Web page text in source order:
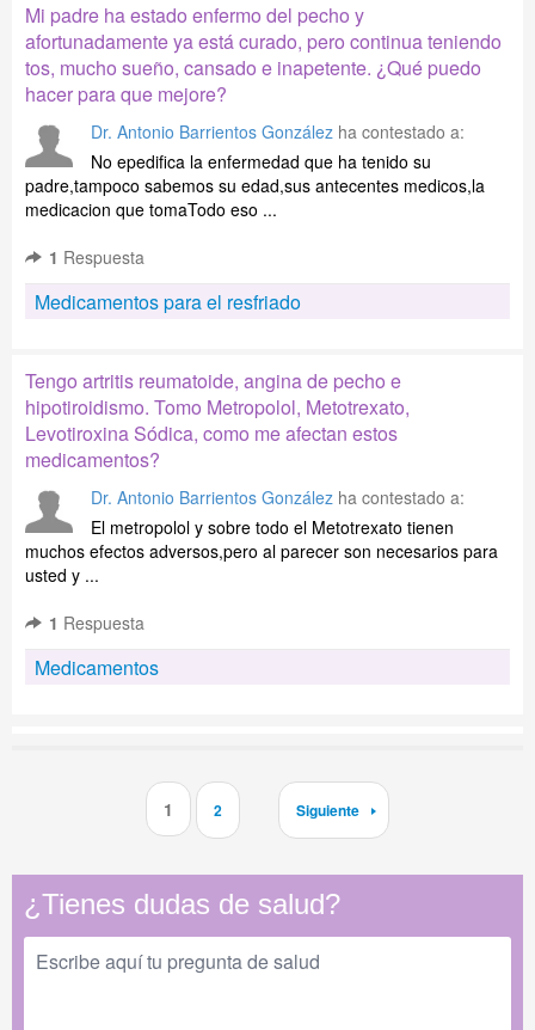
Mi padre ha estado enfermo del pecho y
afortunadamente ya está curado, pero continua teniendo
tos, mucho sueño, cansado e inapetente. ¿Qué puedo
hacer para que mejore?
Dr. Antonio Barrientos González ha contestado a:
No epedifica la enfermedad que ha tenido su
padre,tampoco sabemos su edad,sus antecentes medicos,la
medicacion que tomaTodo eso ...
1 Respuesta
Medicamentos para el resfriado
Tengo artritis reumatoide, angina de pecho e
hipotiroidismo. Tomo Metropolol, Metotrexato,
Levotiroxina Sódica, como me afectan estos
medicamentos?
Dr. Antonio Barrientos González ha contestado a:
El metropolol y sobre todo el Metotrexato tienen
muchos efectos adversos,pero al parecer son necesarios para
usted y ...
1 Respuesta
Medicamentos
1 2 Siguiente
¿Tienes dudas de salud?